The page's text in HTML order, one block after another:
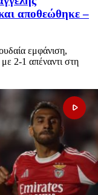
αποθεώθηκε –
εμφάνιση,
2-1 απέναντι στη